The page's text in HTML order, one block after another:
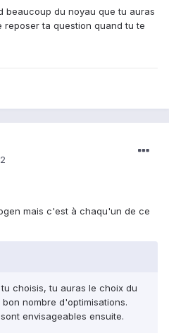
beaucoup du noyau que tu auras
ta question quand tu te
mais c'est à chaqu'un de ce
choisis, tu auras le choix du
nombre d'optimisations.
envisageables ensuite.